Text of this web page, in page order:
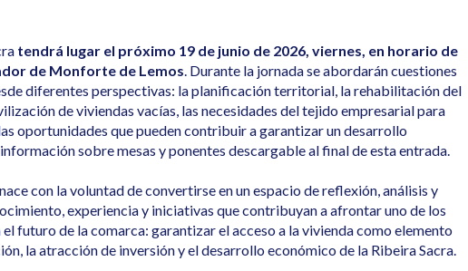
tendrá lugar el próximo 19 de junio de 2026, viernes, en horario de
de Monforte de Lemos . Durante la jornada se abordarán cuestiones
diferentes perspectivas: la planificación territorial, la rehabilitación del
de viviendas vacías, las necesidades del tejido empresarial para
oportunidades que pueden contribuir a garantizar un desarrollo
sobre mesas y ponentes descargable al final de esta entrada.
con la voluntad de convertirse en un espacio de reflexión, análisis y
experiencia y iniciativas que contribuyan a afrontar uno de los
futuro de la comarca: garantizar el acceso a la vivienda como elemento
la atracción de inversión y el desarrollo económico de la Ribeira Sacra.